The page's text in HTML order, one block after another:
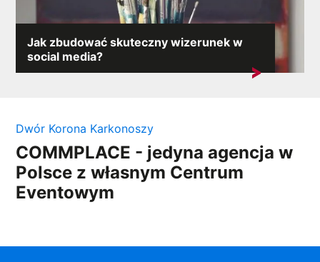
Jak zbudować skuteczny wizerunek w
social media?
W Internecie, gdzie każdy komentarz może wywołać
Dwór Korona Karkonoszy
COMMPLACE - jedyna agencja w
Polsce z własnym Centrum
Eventowym